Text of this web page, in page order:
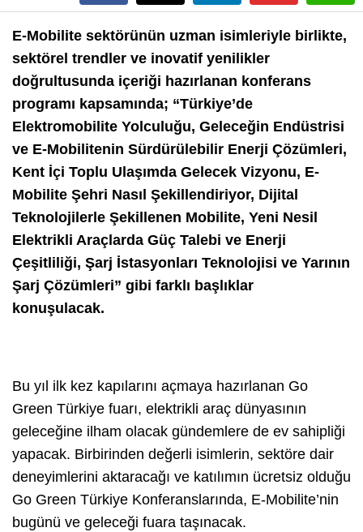
E-Mobilite sektörünün uzman isimleriyle birlikte,
sektörel trendler ve inovatif yenilikler
doğrultusunda içeriği hazırlanan konferans
programı kapsamında; “Türkiye’de
Elektromobilite Yolculuğu, Geleceğin Endüstrisi
ve E-Mobilitenin Sürdürülebilir Enerji Çözümleri,
Kent İçi Toplu Ulaşımda Gelecek Vizyonu, E-
Mobilite Şehri Nasıl Şekillendiriyor, Dijital
Teknolojilerle Şekillenen Mobilite, Yeni Nesil
Elektrikli Araçlarda Güç Talebi ve Enerji
Çeşitliliği, Şarj İstasyonları Teknolojisi ve Yarının
Şarj Çözümleri” gibi farklı başlıklar
konuşulacak.
Bu yıl ilk kez kapılarını açmaya hazırlanan Go
Green Türkiye fuarı, elektrikli araç dünyasının
geleceğine ilham olacak gündemlere de ev sahipliği
yapacak. Birbirinden değerli isimlerin, sektöre dair
deneyimlerini aktaracağı ve katılımın ücretsiz olduğu
Go Green Türkiye Konferanslarında, E-Mobilite’nin
bugünü ve geleceği fuara taşınacak.